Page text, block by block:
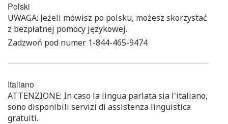
Polski
UWAGA: Jeżeli mówisz po polsku, możesz skorzystać
z bezpłatnej pomocy językowej.
Zadzwoń pod numer 1-844-465-9474
Italiano
ATTENZIONE: In caso la lingua parlata sia l'italiano,
sono disponibili servizi di assistenza linguistica
gratuiti.